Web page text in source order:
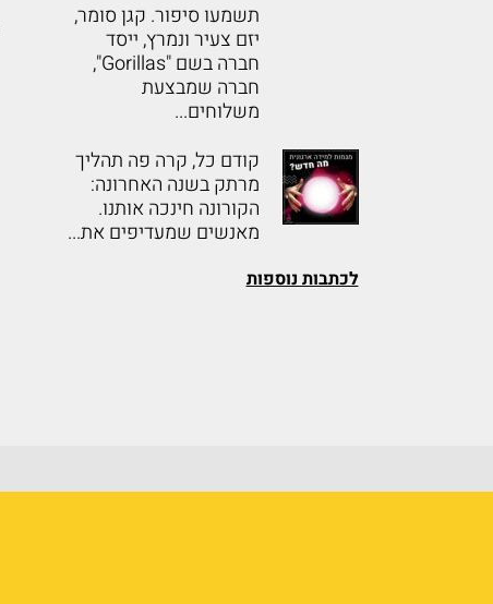
תשמעו סיפור. קגן סומר,
יזם צעיר ונמרץ, ייסד
חברה בשם "Gorillas",
חברה שמבצעת
משלוחים...
קודם כל, קרה פה תהליך
מרתק בשנה האחרונה:
הקורונה חינכה אותנו.
מאנשים שמעדיפים את...
לכתבות נוספות